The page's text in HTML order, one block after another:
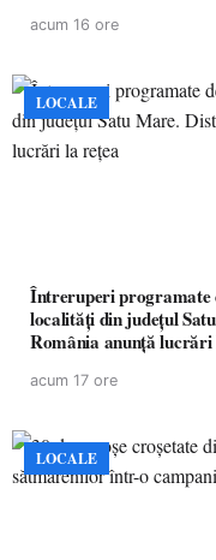
acum 16 ore
LOCALE
Întreruperi programate
localități din județul
România anunță lucrări
acum 17 ore
LOCALE